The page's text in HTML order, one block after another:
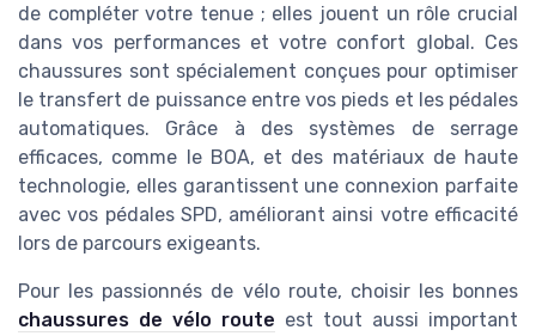
de compléter votre tenue ; elles jouent un rôle crucial
dans vos performances et votre confort global. Ces
chaussures sont spécialement conçues pour optimiser
le transfert de puissance entre vos pieds et les pédales
automatiques. Grâce à des systèmes de serrage
efficaces, comme le BOA, et des matériaux de haute
technologie, elles garantissent une connexion parfaite
avec vos pédales SPD, améliorant ainsi votre efficacité
lors de parcours exigeants.
Pour les passionnés de vélo route, choisir les bonnes
chaussures de vélo route est tout aussi important